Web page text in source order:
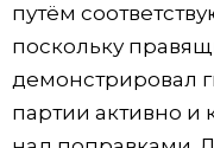
путём
поскольку
демонстрировал
партии активно и